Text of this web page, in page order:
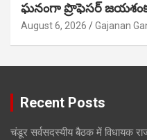
ఘనంగా ప్రొఫెసర్
August 6, 2026 Gajanan
Recent Posts
चंडूर सर्वसदस्यीय बैठक में विधायक